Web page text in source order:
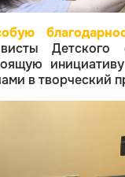
Детского
в творческий